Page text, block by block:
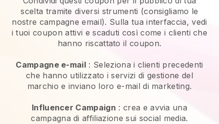
scelta tramite diversi strumenti (consigliamo le
nostre campagne email). Sulla tua interfaccia, vedi
i tuoi coupon attivi e scaduti così come i clienti che
hanno riscattato il coupon.
Campagne e-mail : Seleziona i clienti precedenti
che hanno utilizzato i servizi di gestione del
marchio e inviano loro e-mail di marketing.
Influencer Campaign : crea e avvia una
campagna di affiliazione sui social media.